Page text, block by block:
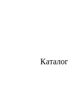
Каталог